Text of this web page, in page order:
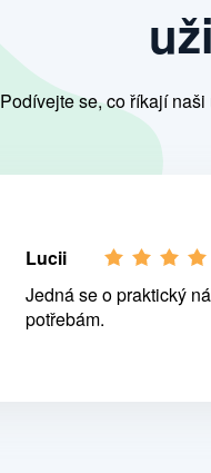
Podívejte se, co říkají
Lucii
Jedná se o praktický
potřebám.